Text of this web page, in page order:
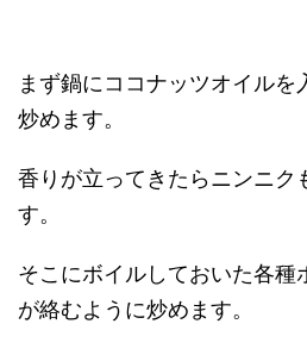
まず鍋にココナッツオイルを
炒めます。
香りが立ってきたらニンニク
す。
そこにボイルしておいた各種
が絡むように炒めます。